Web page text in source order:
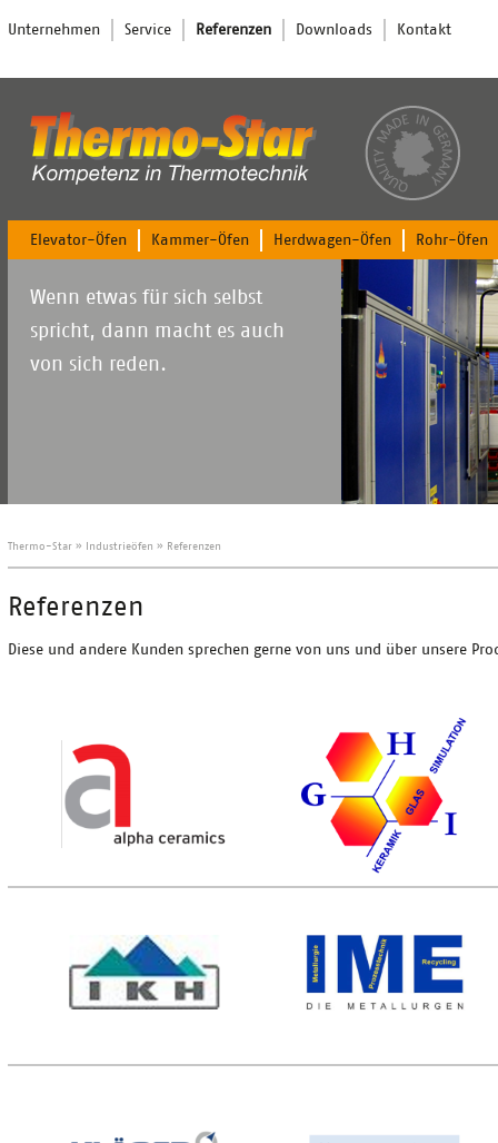
Navigation
Unternehmen Service Referenzen Downloads Kontakt
Navigation
Elevator-Öfen Kammer-Öfen Herdwagen-Öfen Rohr-Öfen
Wenn etwas für sich selbst
spricht, dann macht es auch
von sich reden.
Thermo-Star » Industrieöfen » Referenzen
Referenzen
Diese und andere Kunden sprechen gerne von uns und über unsere